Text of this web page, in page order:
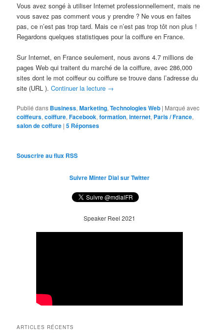
Vous avez songé à utiliser Internet professionnellement, mais ne
vous savez pas comment vous y prendre ? Ne vous en faites
pas, ce n’est pas trop tard. Mais ce n’est pas trop tôt non plus !
Regardons quelques statistiques pour la coiffure en France.
Sur Internet, en France seulement, nous avons 4.7 millions de
pages Web qui traitent du marché de la coiffure, avec 286,000
sites dont le mot coiffeur ou coiffure se trouve dans l’adresse du
site (URL ).Continuer la lecture →
Publié dans Business,Marketing,Technologies Web | Marqué avec
coiffeurs,coiffure,Facebook,formation,internet, Paris / France,
salon de coffure |5 Réponses
Souscrire au flux RSS
Suivre Minter Dial sur Twitter
Speaker Reel 2021
ARTICLES RÉCENTS